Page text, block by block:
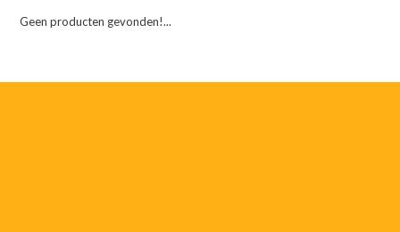
Geen producten gevonden!...